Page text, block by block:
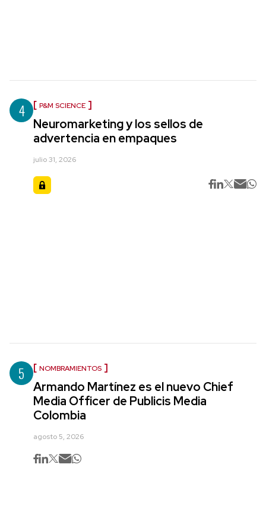
4 P&M SCIENCE
Neuromarketing y los sellos de
advertencia en empaques
julio 31, 2026
5 NOMBRAMIENTOS
Armando Martínez es el nuevo Chief
Media Officer de Publicis Media
Colombia
agosto 5, 2026